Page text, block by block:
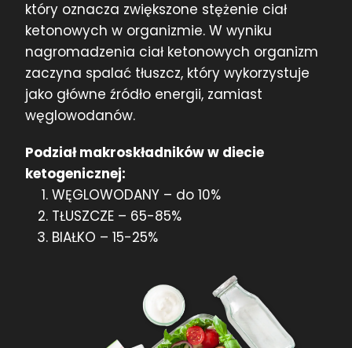
który oznacza zwiększone stężenie ciał
ketonowych w organizmie. W wyniku
nagromadzenia ciał ketonowych organizm
zaczyna spalać tłuszcz, który wykorzystuje
jako główne źródło energii, zamiast
węglowodanów.
Podział makroskładników w diecie
ketogenicznej:
WĘGLOWODANY – do 10%
TŁUSZCZE – 65-85%
BIAŁKO – 15-25%